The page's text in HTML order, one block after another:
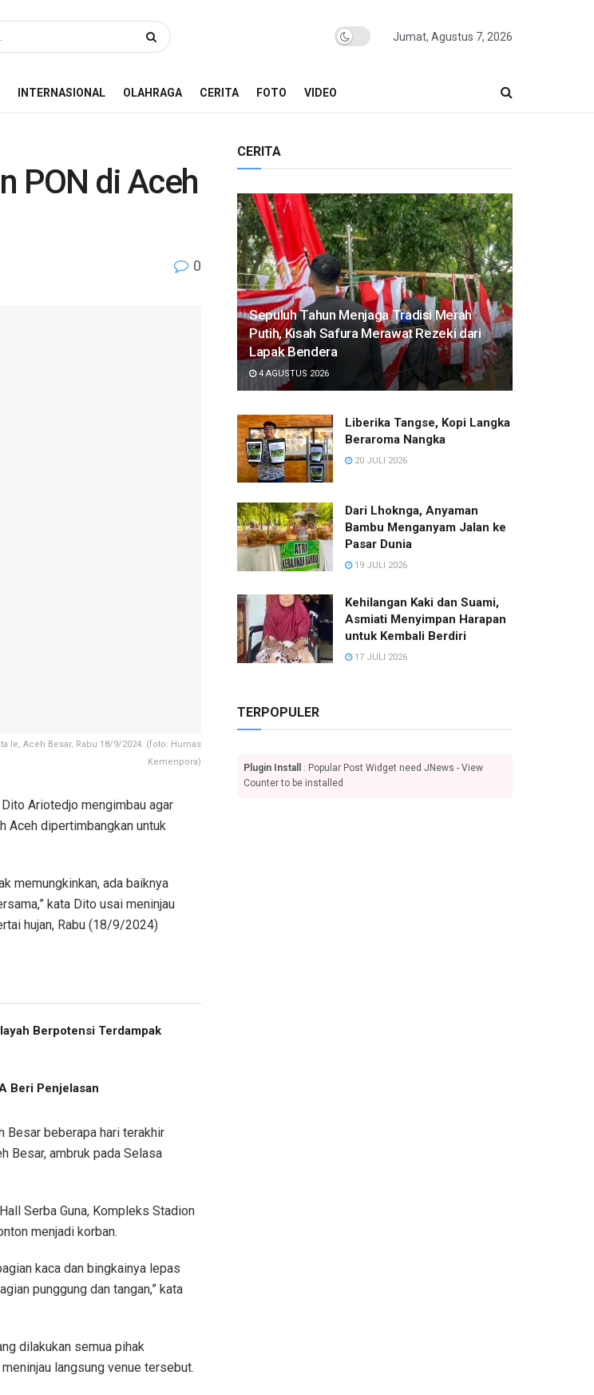
Jumat, Agustus 7, 2026
INTERNASIONAL OLAHRAGA CERITA FOTO VIDEO
PON di Aceh
0
Ie, Aceh Besar, Rabu 18/9/2024. (foto: Humas
Kemenpora)
Ariotedjo mengimbau agar
Aceh dipertimbangkan untuk
memungkinkan, ada baiknya
kata Dito usai meninjau
hujan, Rabu (18/9/2024)
Berpotensi Terdampak
Beri Penjelasan
Besar beberapa hari terakhir
Besar, ambruk pada Selasa
Serba Guna, Kompleks Stadion
menjadi korban.
kaca dan bingkainya lepas
punggung dan tangan,” kata
dilakukan semua pihak
langsung venue tersebut.
CERITA
Sepuluh Tahun Menjaga Tradisi Merah
Putih, Kisah Safura Merawat Rezeki dari
Lapak Bendera
4 AGUSTUS 2026
Liberika Tangse, Kopi Langka
Beraroma Nangka
20 JULI 2026
Dari Lhoknga, Anyaman
Bambu Menganyam Jalan ke
Pasar Dunia
19 JULI 2026
Kehilangan Kaki dan Suami,
Asmiati Menyimpan Harapan
untuk Kembali Berdiri
17 JULI 2026
TERPOPULER
Plugin Install
: Popular Post Widget need JNews - View
Counter to be installed